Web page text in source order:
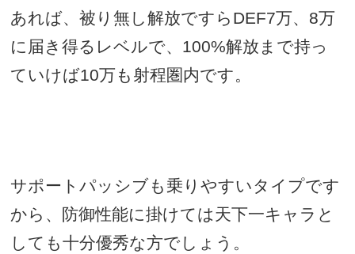
あれば、被り無し解放ですら DEF7万、 8万
に届き得るレベルで、 100%解放まで持っ
ていけば10万も射程圏内です。
サポートパッシブも乗りやすいタイプです
から、防御性能に掛けては天下一キャラと
しても十分優秀な方でしょう。